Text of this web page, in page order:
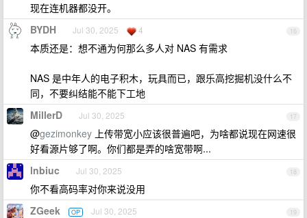
现在连机器都没开。
16
BYDH Jul 30, 2025 4
本质还是：想不通为何那么多人对 NAS 有需求
NAS 是中年人的电子积木，玩具而已，跟乐高挖掘机没什么不
同，不要纠结能不能下工地
17
MillerD Jul 30, 2025
@gezimonkey 上传带宽小应该很普遍吧，为啥都说现在网速很
好看源片够了啊。你们都是弄的啥宽带啊...
18
lnbiuc Jul 30, 2025
你不看高码率对你来说没用
19
ZGeek OP Jul 30, 2025